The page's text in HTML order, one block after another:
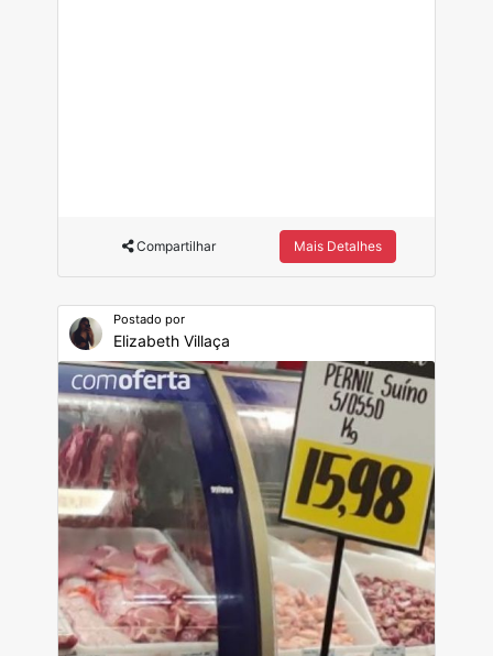
Compartilhar Mais Detalhes
Postado por
Elizabeth Villaça